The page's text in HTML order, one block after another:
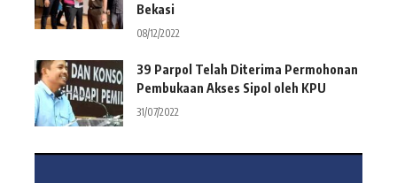
Bekasi
08/12/2022
39 Parpol Telah Diterima Permohonan
Pembukaan Akses Sipol oleh KPU
31/07/2022